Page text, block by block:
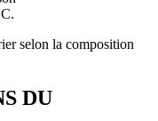
selon la composition
DU